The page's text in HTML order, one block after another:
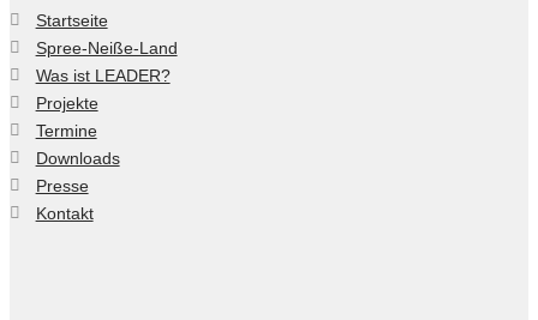
Startseite
Spree-Neiße-Land
Was ist LEADER?
Projekte
Termine
Downloads
Presse
Kontakt